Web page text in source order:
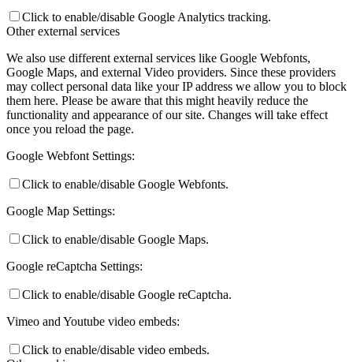
Click to enable/disable Google Analytics tracking.
Other external services
We also use different external services like Google Webfonts,
Google Maps, and external Video providers. Since these providers
may collect personal data like your IP address we allow you to block
them here. Please be aware that this might heavily reduce the
functionality and appearance of our site. Changes will take effect
once you reload the page.
Google Webfont Settings:
Click to enable/disable Google Webfonts.
Google Map Settings:
Click to enable/disable Google Maps.
Google reCaptcha Settings:
Click to enable/disable Google reCaptcha.
Vimeo and Youtube video embeds:
Click to enable/disable video embeds.